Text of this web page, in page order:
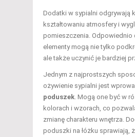
Dodatki w sypialni odgrywają
kształtowaniu atmosfery i
pomieszczenia. Odpowiednio
elementy mogą nie tylko
ale także uczynić je bardziej
Jednym z najprostszych
ożywienie sypialni jest
poduszek . Mogą one być w
kolorach i wzorach, co
zmianę charakteru wnętrza.
poduszki na łóżku sprawiają,